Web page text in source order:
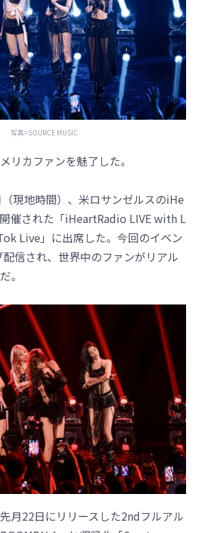
写真=SOURCE MUSIC
リカファンを魅了した。
（現地時間）、米ロサンゼルスのiHe
催された「iHeartRadio LIVE with L
Live」に出席した。今回のイベン
信され、世界中のファンがリアル
。
月22日にリリースした2ndフルアル